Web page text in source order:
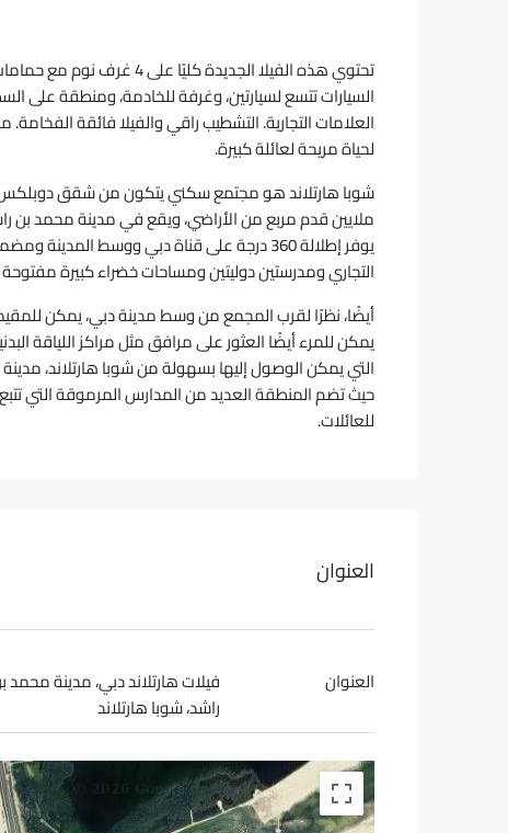
تحتوي هذه الفيلا
السيارات تتسع لسيارتين، وغرفة للخادمة، ومنطقة على
العلامات التجارية. التشطيب راقي والفيلا فائقة
لحياة مريحة لعائلة كبيرة.
ملايين قدم مربع من الأراضي، ويقع في مدينة محمد بن
يوفر إطلالة 360 درجة على قناة دبي ووسط
التجاري ومدرستين دوليتين ومساحات خضراء كبيرة
أيضًا، نظرًا لقرب المجمع من وسط مدينة دبي، يمكن
يمكن للمرء أيضًا العثور على مرافق مثل مراكز اللياقة
التي يمكن الوصول إليها بسهولة من شوبا هارتلاند،
حيث تضم المنطقة العديد من المدارس المرموقة التي
للعائلات.
العنوان
العنوان
فيلات هارتلاند دبي، مدينة محمد
راشد، شوبا هارتلاند